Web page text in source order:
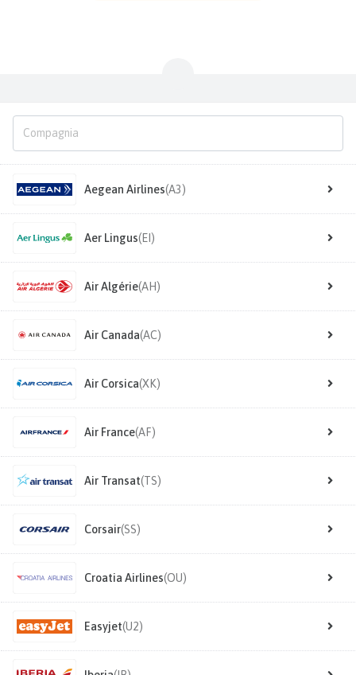
Aegean Airlines(A3)
Aer Lingus(EI)
Air Algérie(AH)
Air Canada(AC)
Air Corsica(XK)
Air France(AF)
Air Transat(TS)
Corsair(SS)
Croatia Airlines(OU)
Easyjet(U2)